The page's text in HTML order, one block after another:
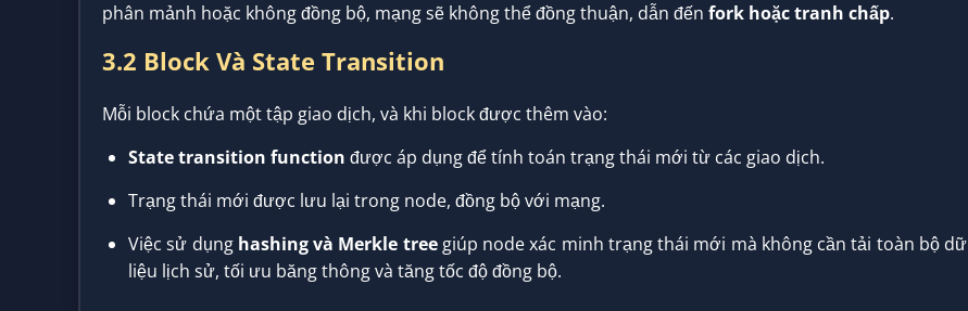
phân mảnh hoặc không đồng bộ, mạng sẽ không thể đồng thuận, dẫn đến fork hoặc tranh chấp.
3.2 Block Và State Transition
Mỗi block chứa một tập giao dịch, và khi block được thêm vào:
State transition function được áp dụng để tính toán trạng thái mới từ các giao dịch.
Trạng thái mới được lưu lại trong node, đồng bộ với mạng.
Việc sử dụng hashing và Merkle treegiúp node xác minh trạng thái mới mà không cần tải toàn bộ dữ
liệu lịch sử, tối ưu băng thông và tăng tốc độ đồng bộ.